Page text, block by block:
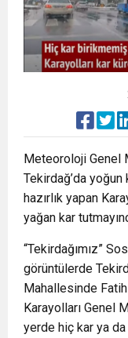
MUHTEŞEM
Meteoroloji Genel
Tekirdağ’da yoğun
hazırlık yapan
yağan kar
“Tekirdağımız”
görüntülerde
Mahallesinde
Karayolları Genel
yerde hiç kar ya